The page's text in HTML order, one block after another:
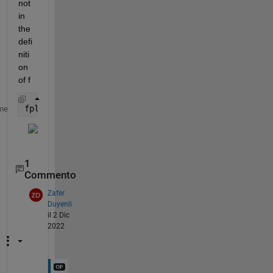
not
in
the
defi
niti
on
of f
fplot(f(mod(t,t4)),[-50 50])
1
Commento
Zafer
Duyenli
il 2 Dic
2022